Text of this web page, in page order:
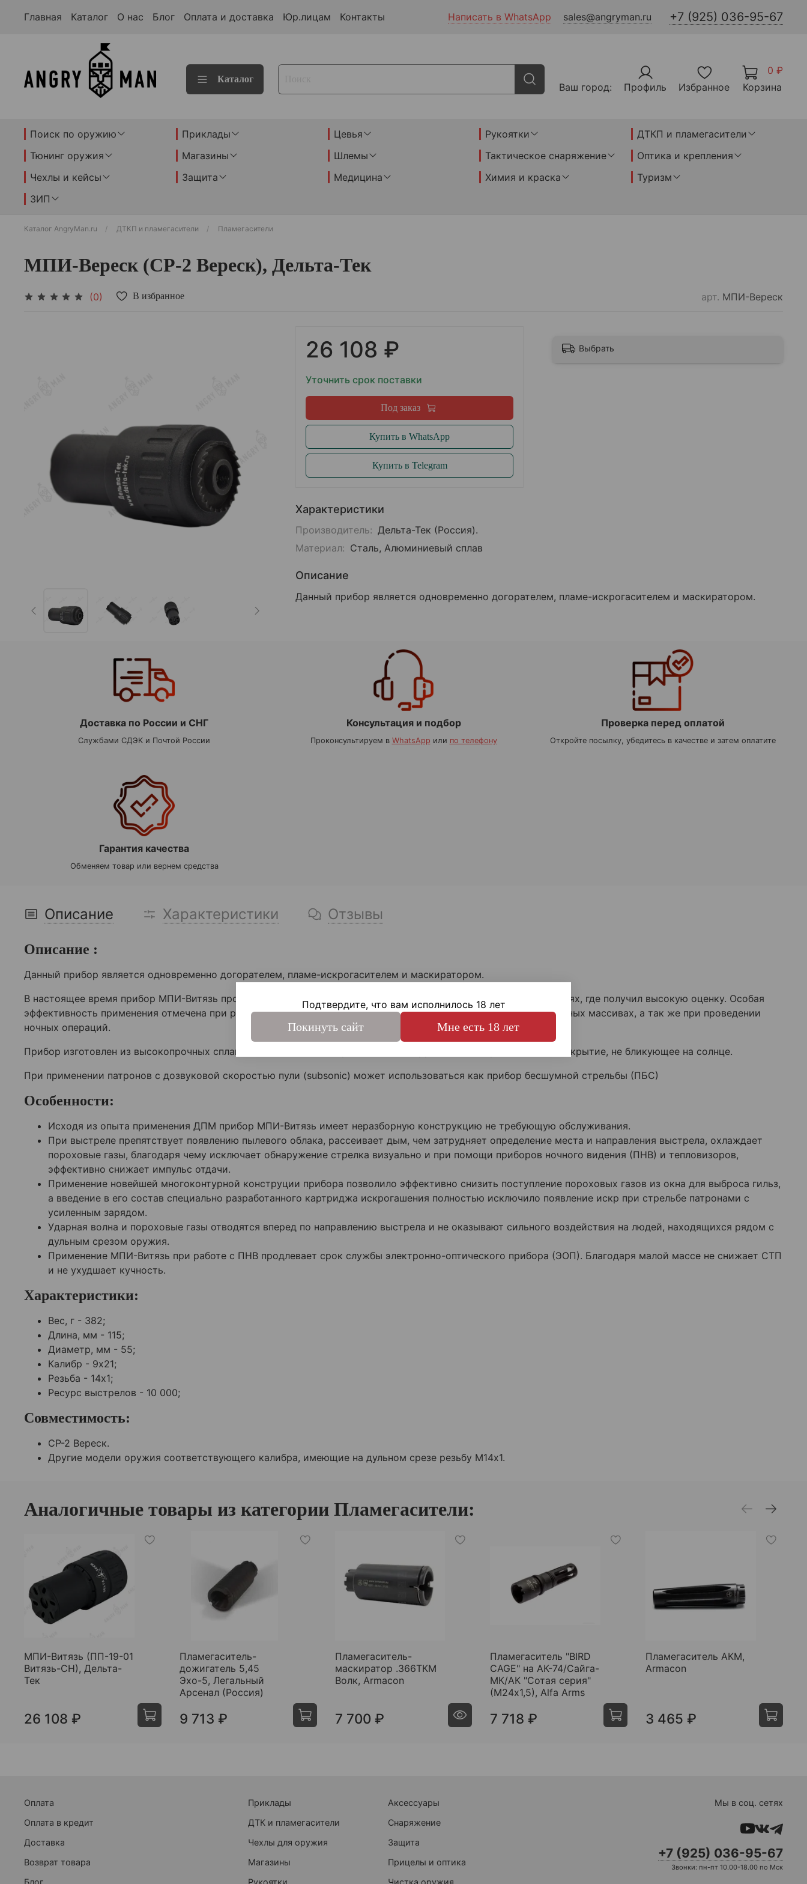
Главная Каталог О нас Блог Оплата и доставка Юр.лицам Контакты Написать в WhatsApp sales@angryman.ru +7 (925) 036-95-67
Каталог
Ваш город: Профиль Избранное
0 ₽
Корзина
Поиск по оружию Приклады Цевья Рукоятки
ДТКП и пламегасители
Тюнинг оружия
Магазины Шлемы Тактическое снаряжение
Оптика и крепления
Чехлы и кейсы
Защита Медицина Химия и краска
Туризм
ЗИП
Каталог AngryMan.ru ДТКП и пламегасители Пламегасители
МПИ-Вереск (СР-2 Вереск), Дельта-Тек
(0) В избранное арт. МПИ-Вереск
Характеристики
Производитель: Дельта-Тек (Россия).
Материал: Сталь, Алюминиевый сплав
Описание
Данный прибор является одновременно догорателем, пламе-искрогасителем и маскиратором.
26 108 ₽
Уточнить срок поставки
Под заказ
Купить в WhatsApp
Купить в Telegram
Выбрать
Доставка по России и СНГ
Службами СДЭК и Почтой России
Консультация и подбор
Проконсультируем в WhatsApp или по телефону
Проверка перед оплатой
Откройте посылку, убедитесь в качестве и затем оплатите
Гарантия качества
Обменяем товар или вернем средства
Описание Характеристики Отзывы
Описание :
Данный прибор является одновременно догорателем, пламе-искрогасителем и маскиратором.
В настоящее время прибор МПИ-Витязь прошел испытания и принят на снабжение в специальных подразделениях, где получил высокую оценку. Особая
эффективность применения отмечена при работе в небольших помещениях, узких коридорах, автомобилях, лесных массивах, а так же при проведении
ночных операций.
Прибор изготовлен из высокопрочных сплавов и специальных марок сталей. Снаружи имеет черное матовое покрытие, не бликующее на солнце.
При применении патронов с дозвуковой скоростью пули (subsonic) может использоваться как прибор бесшумной стрельбы (ПБС)
Особенности:
Исходя из опыта применения ДПМ прибор МПИ-Витязь имеет неразборную конструкцию не требующую обслуживания.
При выстреле препятствует появлению пылевого облака, рассеивает дым, чем затрудняет определение места и направления выстрела, охлаждает
пороховые газы, благодаря чему исключает обнаружение стрелка визуально и при помощи приборов ночного видения (ПНВ) и тепловизоров,
эффективно снижает импульс отдачи.
Применение новейшей многоконтурной конструции прибора позволило эффективно снизить поступление пороховых газов из окна для выброса гильз,
а введение в его состав специально разработанного картриджа искрогашения полностью исключило появление искр при стрельбе патронами с
усиленным зарядом.
Ударная волна и пороховые газы отводятся вперед по направлению выстрела и не оказывают сильного воздействия на людей, находящихся рядом с
дульным срезом оружия.
Применение МПИ-Витязь при работе с ПНВ продлевает срок службы электронно-оптического прибора (ЭОП). Благодаря малой массе не снижает СТП
и не ухудшает кучность.
Характеристики:
Вес, г - 382;
Длина, мм - 115;
Диаметр, мм - 55;
Калибр - 9х21;
Резьба - 14х1;
Ресурс выстрелов - 10 000;
Совместимость:
СР-2 Вереск.
Другие модели оружия соответствующего калибра, имеющие на дульном срезе резьбу М14х1.
Аналогичные товары из категории Пламегасители:
МПИ-Витязь (ПП-19-01
Витязь-СН), Дельта-
Тек
26 108 ₽
Пламегаситель-
дожигатель 5,45
Эхо-5, Легальный
Арсенал (Россия)
9 713 ₽
Пламегаситель-
маскиратор .366ТКМ
Волк, Armacon
7 700 ₽
Пламегаситель "BIRD
CAGE" на АК-74/Сайга-
МК/АК "Сотая серия"
(М24х1,5), Alfa Arms
7 718 ₽
Пламегаситель АКМ,
Armacon
3 465 ₽
Оплата
Оплата в кредит
Доставка
Возврат товара
Блог
Приклады
ДТК и пламегасители
Чехлы для оружия
Магазины
Рукоятки
Аксессуары
Снаряжение
Защита
Прицелы и оптика
Чистка оружия
Мы в соц. сетях
+7 (925) 036-95-67
Звонки: пн-пт 10.00-18.00 по Мск
Подтвердите, что вам исполнилось 18 лет
Покинуть сайт Мне есть 18 лет